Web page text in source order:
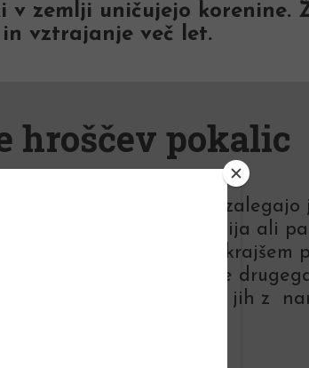
zemlji uničujejo korenine.
vztrajanje več let.
hroščev pokalic
aprila. Samičke
potomce. Konec julija ali
da niso škodljive. Po krajšem
prehranjujejo že ličinke
in v septembru). Takrat jih z